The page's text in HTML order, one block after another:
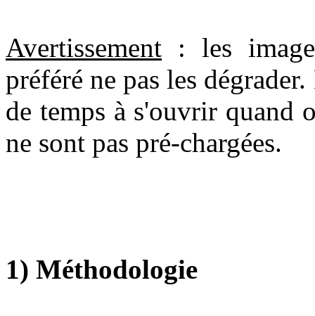
Avertissement : les
préféré ne pas les
de temps à s'ouvrir quand
ne sont pas pré-chargées.
1) Méthodologie